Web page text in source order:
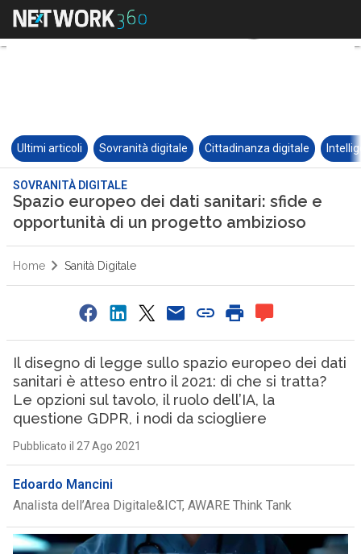
Ultimi articoli Sovranità digitale Cittadinanza digitale
SOVRANITÀ DIGITALE
Spazio europeo dei dati sanitari: sfide e
opportunità di un progetto ambizioso
Home Sanità Digitale
Il disegno di legge sullo spazio europeo dei dati
sanitari è atteso entro il 2021: di che si tratta?
Le opzioni sul tavolo, il ruolo dell’IA, la
questione GDPR, i nodi da sciogliere
Pubblicato il 27 Ago 2021
Edoardo Mancini
Analista dell’Area Digitale&ICT, AWARE Think Tank